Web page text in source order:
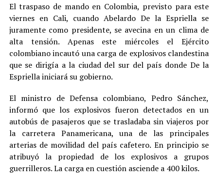
El traspaso de mando en Colombia, previsto para este
viernes en Cali, cuando Abelardo De la Espriella se
juramente como presidente, se avecina en un clima de
alta tensión. Apenas este miércoles el Ejército
colombiano incautó una carga de explosivos clandestina
que se dirigía a la ciudad del sur del país donde De la
Espriella iniciará su gobierno.
El ministro de Defensa colombiano, Pedro Sánchez,
informó que los explosivos fueron detectados en un
autobús de pasajeros que se trasladaba sin viajeros por
la carretera Panamericana, una de las principales
arterias de movilidad del país cafetero. En principio se
atribuyó la propiedad de los explosivos a grupos
guerrilleros. La carga en cuestión asciende a 400 kilos.